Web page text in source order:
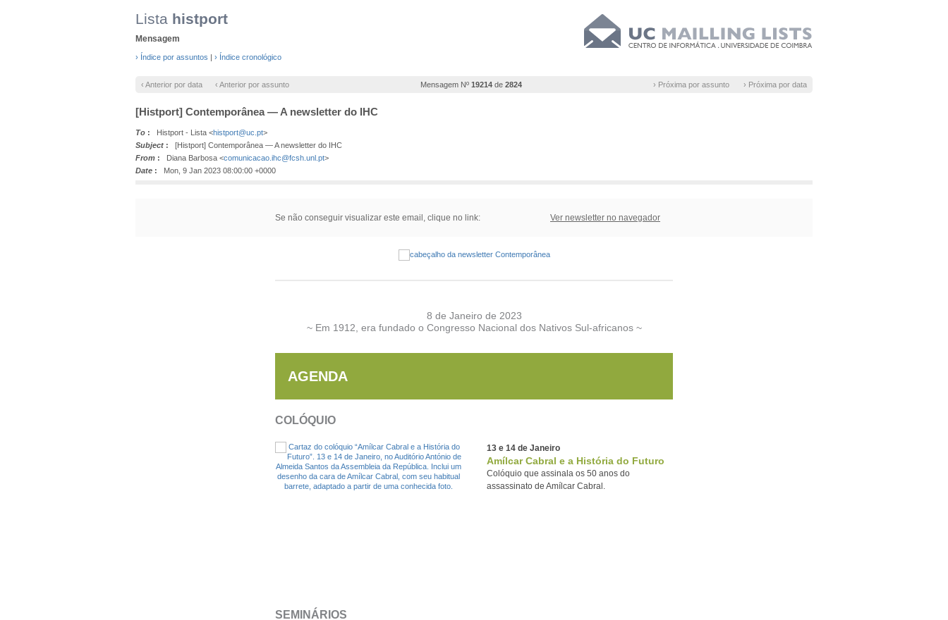
Lista histport
Mensagem
› Índice por assuntos | › Índice cronológico
‹ Anterior por data ‹ Anterior por assunto Mensagem Nº 19214 de 2824 › Próxima por assunto › Próxima por data
[Histport] Contemporânea — A newsletter do IHC
To : Histport - Lista <histport@uc.pt>
Subject : [Histport] Contemporânea — A newsletter do IHC
From : Diana Barbosa <comunicacao.ihc@fcsh.unl.pt>
Date : Mon, 9 Jan 2023 08:00:00 +0000
Se não conseguir visualizar este email, clique no link: Ver newsletter no navegador
8 de Janeiro de 2023
~ Em 1912, era fundado o Congresso Nacional dos Nativos Sul-africanos ~
AGENDA
COLÓQUIO
13 e 14 de Janeiro
Amílcar Cabral e a História do Futuro
Colóquio que assinala os 50 anos do
assassinato de Amílcar Cabral.
SEMINÁRIOS